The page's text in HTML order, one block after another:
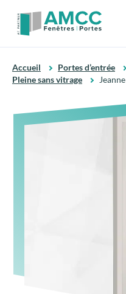
Accueil Portes d’entrée
Pleine sans vitrage
Jeanne